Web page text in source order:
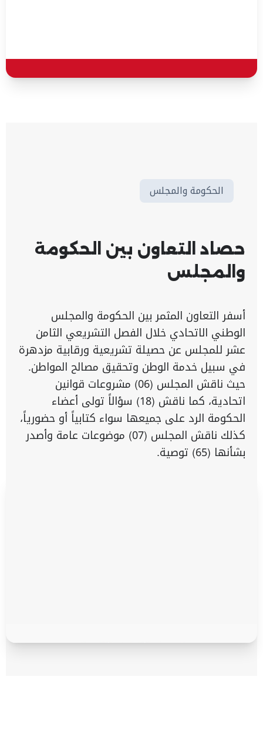
الحكومة والمجلس
حصاد التعاون بين الحكومة
والمجلس
أسفر التعاون المثمر بين الحكومة والمجلس
الوطني الاتحادي خلال الفصل التشريعي الثامن
عشر للمجلس عن حصيلة تشريعية ورقابية مزدهرة
في سبيل خدمة الوطن وتحقيق مصالح المواطن.
حيث ناقش المجلس (06) مشروعات قوانين
اتحادية، كما ناقش (18) سؤالاً تولى أعضاء
الحكومة الرد على جميعها سواء كتابياً أو حضورياً،
كذلك ناقش المجلس (07) موضوعات عامة وأصدر
بشأنها (65) توصية.